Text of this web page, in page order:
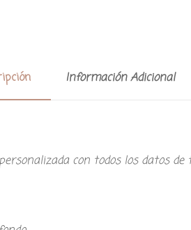
Información Adicional
con todos los datos